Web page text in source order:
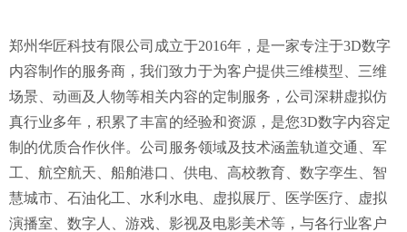
郑州华匠科技有限公司成立于2016年，是一家专注于3D数字
内容制作的服务商，我们致力于为客户提供三维模型、三维
场景、动画及人物等相关内容的定制服务，公司深耕虚拟仿
真行业多年，积累了丰富的经验和资源，是您3D数字内容定
制的优质合作伙伴。公司服务领域及技术涵盖轨道交通、军
工、航空航天、船舶港口、供电、高校教育、数字孪生、智
慧城市、石油化工、水利水电、虚拟展厅、医学医疗、虚拟
演播室、数字人、游戏、影视及电影美术等，与各行业客户